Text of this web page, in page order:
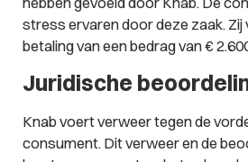
stress ervaren door deze zaak. Zij
betaling van een bedrag van €
Juridische
Knab voert verweer tegen de
consument. Dit verweer en de